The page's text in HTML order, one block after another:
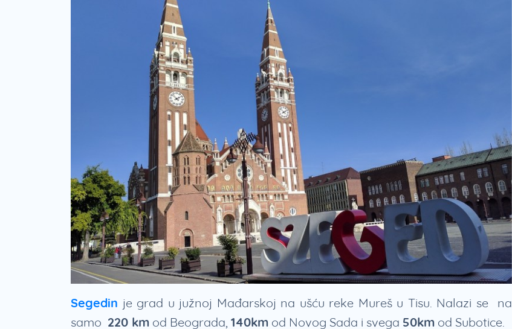
Segedin je grad u južnoj Mađarskoj na ušću reke Mureš u Tisu. Nalazi se na
samo 220 km od Beograda, 140km od Novog Sada i svega 50km od Subotice.